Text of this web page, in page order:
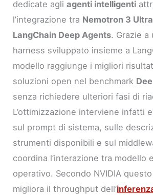
dedicate agliagenti intelligenti
l’integrazione tra Nemotron 3 Ultra
LangChain Deep Agents. Grazie a
harness sviluppato insieme a
modello raggiunge i migliori
soluzioni open nel benchmark
senza richiedere ulteriori fasi di
L’ottimizzazione interviene infatti
sul prompt di sistema, sulle
strumenti disponibili e sul
coordina l’interazione tra modello
operativo. Secondo NVIDIA
migliora il throughput dell’